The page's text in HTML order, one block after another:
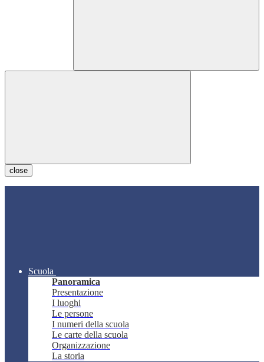
close
Scuola
Panoramica
Presentazione
I luoghi
Le persone
I numeri della scuola
Le carte della scuola
Organizzazione
La storia